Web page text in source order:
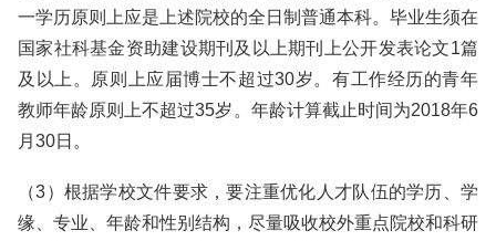
一学历原则上应是上述院校的全日制普通本科。毕业生须在
国家社科基金资助建设期刊及以上期刊上公开发表论文1篇
及以上。原则上应届博士不超过30岁。有工作经历的青年
教师年龄原则上不超过35岁。年龄计算截止时间为2018年6
月30日。
（3）根据学校文件要求，要注重优化人才队伍的学历、学
缘、专业、年龄和性别结构，尽量吸收校外重点院校和科研